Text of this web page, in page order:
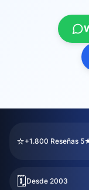
⭐+1.800 Reseñas
🗓️Desde 2003